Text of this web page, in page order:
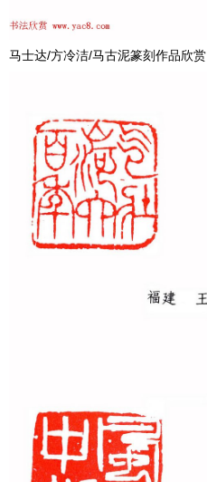
马士达/方冷洁/马古泥篆刻作品欣赏